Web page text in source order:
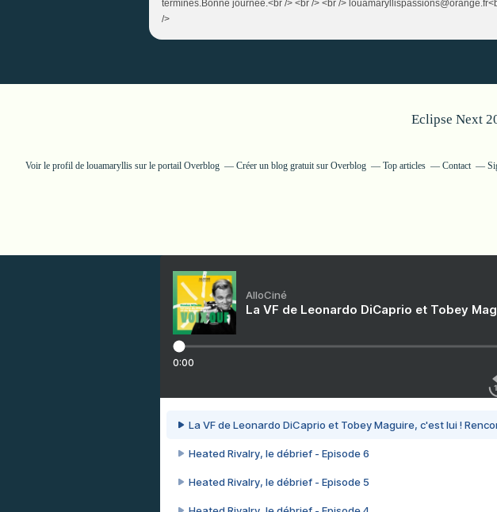
terminés.Bonne journée.<br /> <br /> <br />
/>
Eclipse Next
Voir le profil de louamaryllissur le portail Overblog Créer un blog gratuit sur Overblog Top articles Contact
AlloCiné
La VF de Leonardo DiCaprio et Tobey
0:00
La VF de Leonardo DiCaprio et Tobey Maguire, c'est lui !
Heated Rivalry, le débrief - Episode 6
Heated Rivalry, le débrief - Episode 5